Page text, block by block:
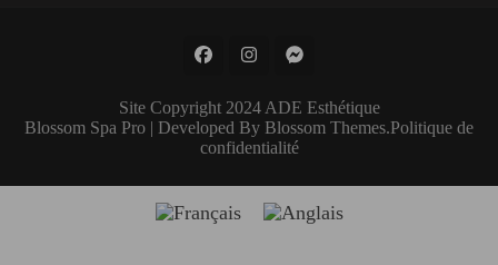
Site Copyright 2024 ADE Esthétique
Blossom Spa Pro | Developed By Blossom Themes.Politique de
confidentialité